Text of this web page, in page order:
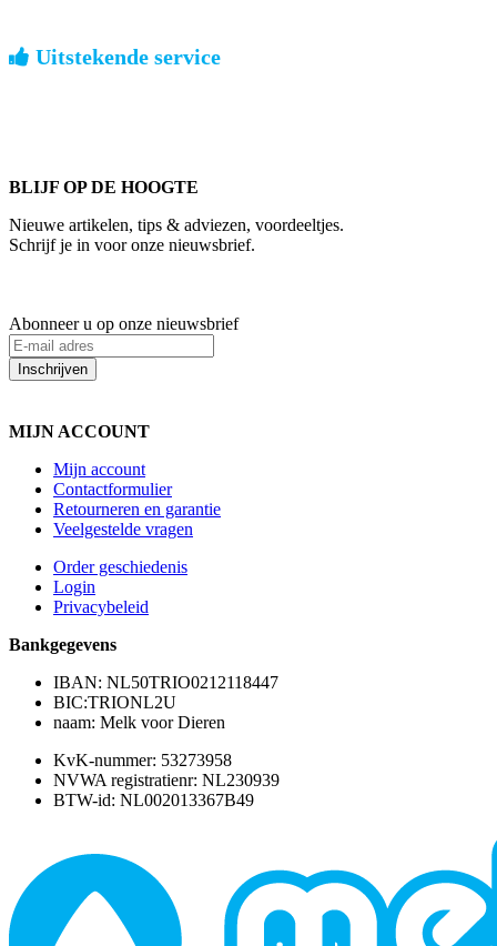
Uitstekende service
BLIJF OP DE HOOGTE
Nieuwe artikelen, tips & adviezen, voordeeltjes.
Schrijf je in voor onze nieuwsbrief.
Abonneer u op onze nieuwsbrief
Inschrijven
MIJN ACCOUNT
Mijn account
Contactformulier
Retourneren en garantie
Veelgestelde vragen
Order geschiedenis
Login
Privacybeleid
Bankgegevens
IBAN: NL50TRIO0212118447
BIC:TRIONL2U
naam: Melk voor Dieren
KvK-nummer: 53273958
NVWA registratienr: NL230939
BTW-id: NL002013367B49